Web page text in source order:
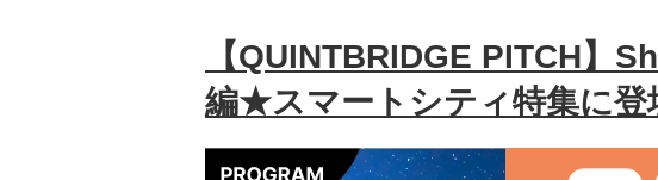
【QUINTBRIDGE PITCH】
編★スマートシティ特集に登